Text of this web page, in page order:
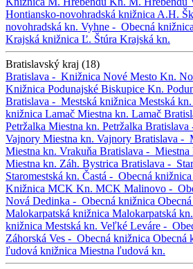
Hontiansko-novohradská knižnica A.H.
novohradská kn. Vyhne - Obecná knižnica
Krajská knižnica Ľ. Štúra Krajská kn.
Bratislavský kraj (18)
Bratislava - Knižnica Nové Mesto Kn.
Knižnica Podunajské Biskupice Kn.
Bratislava - Mestská knižnica Mestská kn.
knižnica Lamač Miestna kn. Lamač
Petržalka Miestna kn. Petržalka Bratislava
Vajnory Miestna kn. Vajnory Bratislava -
Miestna kn. Vrakuňa Bratislava - Miestna
Miestna kn. Záh. Bystrica Bratislava -
Staromestská kn. Častá - Obecná knižnica
Knižnica MCK Kn. MCK Malinovo -
Nová Dedinka - Obecná knižnica
Malokarpatská knižnica Malokarpatská kn.
knižnica Mestská kn. Veľké Leváre -
Záhorská Ves - Obecná knižnica Obecná
ľudová knižnica Miestna ľudová kn.